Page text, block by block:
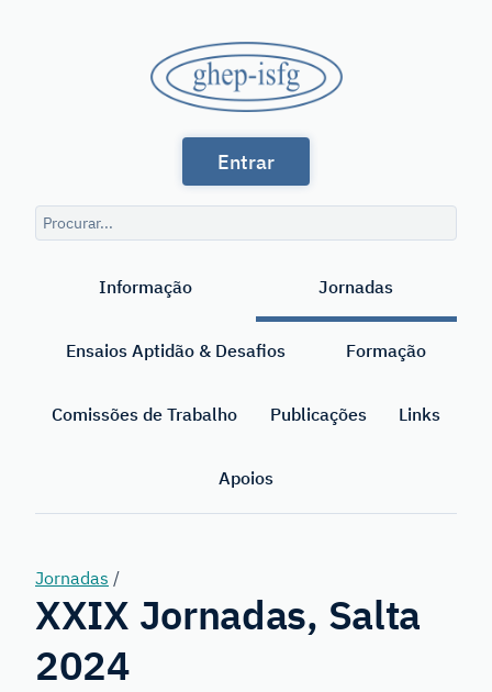
GHEP
-
ISFG
Línguas
Espanhola
Society
Genetics
Entrar
Consulta
de
Informação Jornadas
Ensaios Aptidão & Desafios Formação
Comissões de Trabalho Publicações Links
Apoios
Jornadas /
XXIX Jornadas, Salta
2024